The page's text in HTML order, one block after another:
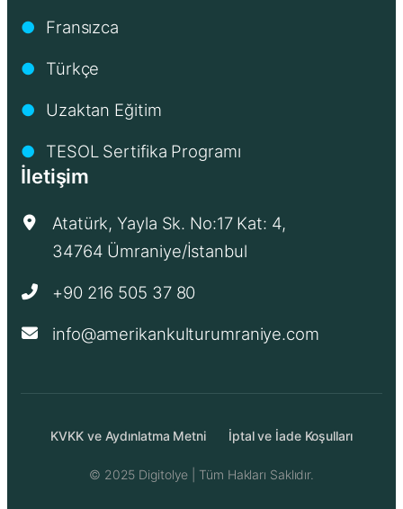
● Fransızca
● Türkçe
● Uzaktan Eğitim
● TESOL Sertifika Programı
İletişim
Atatürk, Yayla Sk. No:17 Kat: 4,
34764 Ümraniye/İstanbul
+90 216 505 37 80
info@amerikankulturumraniye.com
KVKK ve Aydınlatma Metni İptal ve İade Koşulları
© 2025 Digitolye | Tüm Hakları Saklıdır.